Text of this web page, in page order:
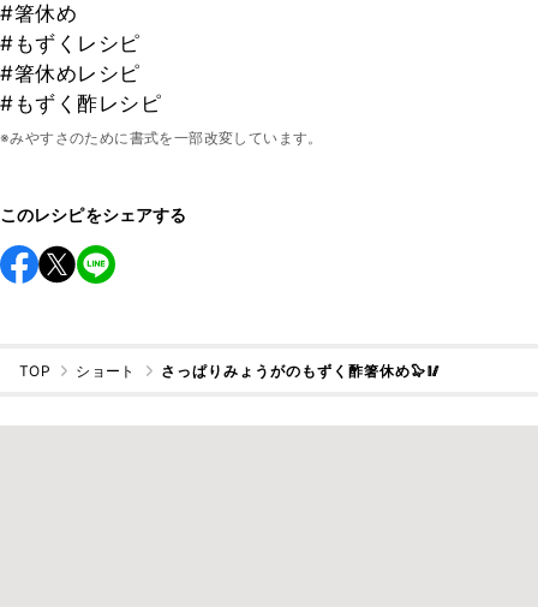
#箸休め
#もずくレシピ
#箸休めレシピ
#もずく酢レシピ
※みやすさのために書式を一部改変しています。
このレシピをシェアする
TOP ショート さっぱりみょうがのもずく酢箸休め🦭🥢